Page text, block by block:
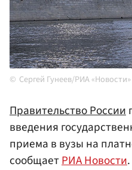
Сергей Гунеев/РИА «Новости»
Правительство России
введения
приема в вузы на
сообщаетРИА Новости.